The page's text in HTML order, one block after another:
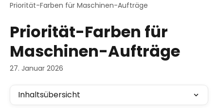
Priorität-Farben für Maschinen-Aufträge
Priorität-Farben für
Maschinen-Aufträge
27. Januar 2026
Inhaltsübersicht